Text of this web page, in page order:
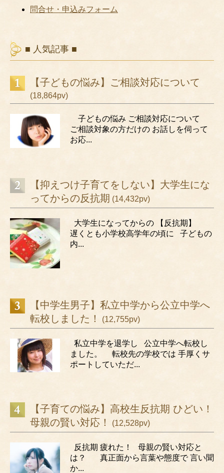
問合せ・申込みフォーム
■ 人気記事 ■
【子どもの悩み】ご相談対応について
(18,864pv)
子どもの悩み ご相談対応について
ご相談対象の方だけの お話しを伺って
お応...
【抑えつけ子育てをしない】大学生にな
ってからの反抗期 (14,432pv)
大学生になってからの 【反抗期】
遅くとも小学校高学年の頃に 子どもの
内...
【中学生男子】私立中学から公立中学へ
転校しました！
(12,755pv)
私立中学を退学し 公立中学へ転校し
ました。 転校先の学校では 手厚くサ
ポートしていただ...
【子育ての悩み】高校生反抗期 ひどい！
母親の賢い対応！
(12,528pv)
反抗期 疲れた！ 母親の賢い対応と
は？ 真正面から言葉や態度で 言い聞
か...